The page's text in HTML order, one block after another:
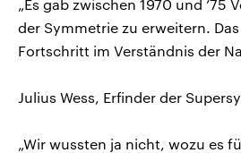
„Es gab zwischen 1970 und ’75
der Symmetrie zu erweitern.
Fortschritt im Verständnis der
Julius Wess, Erfinder der
„Wir wussten ja nicht, wozu es